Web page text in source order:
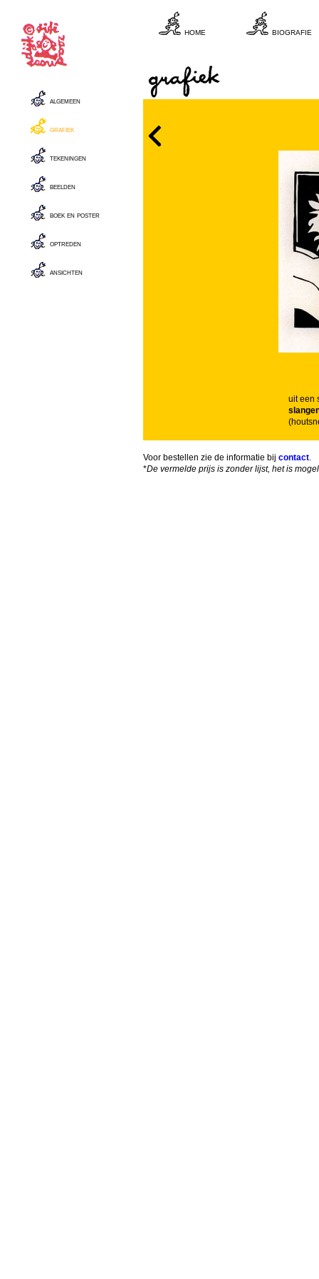
uit een
Voor bestellen zie de informatie bij contact.
*De vermelde prijs is zonder lijst, het is